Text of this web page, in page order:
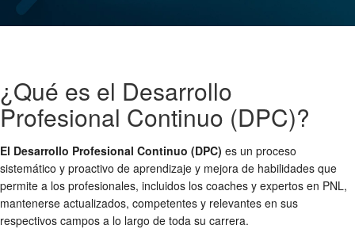
¿Qué es el Desarrollo
Profesional Continuo (DPC)?
El Desarrollo Profesional Continuo (DPC) es un proceso
sistemático y proactivo de aprendizaje y mejora de habilidades que
permite a los profesionales, incluidos los coaches y expertos en PNL,
mantenerse actualizados, competentes y relevantes en sus
respectivos campos a lo largo de toda su carrera.